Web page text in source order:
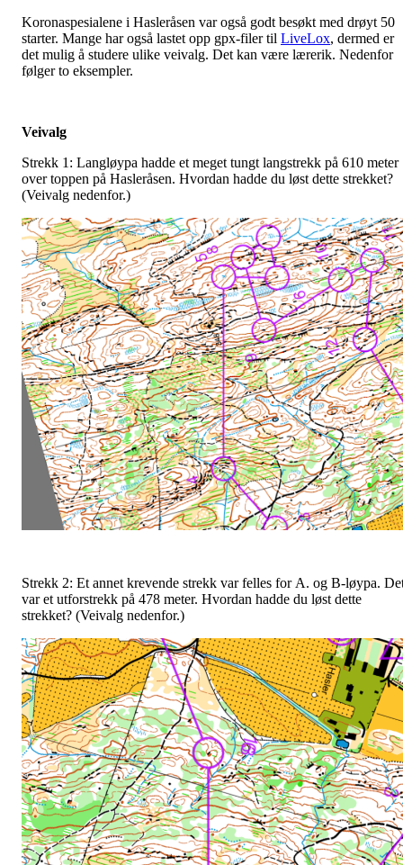
Koronaspesialene i Hasleråsen var også godt besøkt med drøyt 50
starter. Mange har også lastet opp gpx-filer til LiveLox, dermed er
det mulig å studere ulike veivalg. Det kan være lærerik. Nedenfor
følger to eksempler.
Veivalg
Strekk 1: Langløypa hadde et meget tungt langstrekk på 610 meter
over toppen på Hasleråsen. Hvordan hadde du løst dette strekket?
(Veivalg nedenfor.)
Strekk 2: Et annet krevende strekk var felles for A. og B-løypa.
var et utforstrekk på 478 meter. Hvordan hadde du løst dette
strekket? (Veivalg nedenfor.)